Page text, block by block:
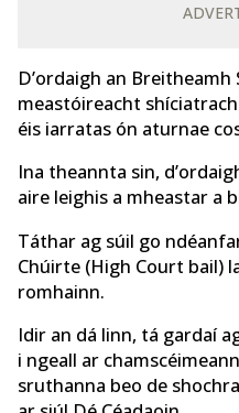
D’ordaigh an
meastóireacht
éis iarratas ón aturnae
Ina theannta sin,
aire leighis a mheastar a
Táthar ag súil go
Chúirte (High Court bail)
romhainn.
Idir an dá linn, tá gardaí
i ngeall ar
sruthanna beo de